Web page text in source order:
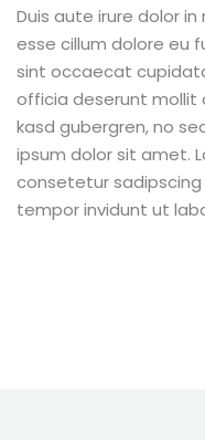
Duis aute irure dolor
esse cillum dolore eu
sint occaecat
officia deserunt mollit
kasd gubergren, no
ipsum dolor sit amet.
consetetur
tempor invidunt ut